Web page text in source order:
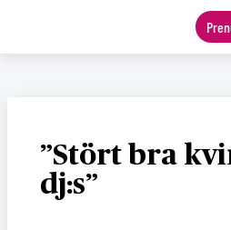
”Stört bra
dj:s”